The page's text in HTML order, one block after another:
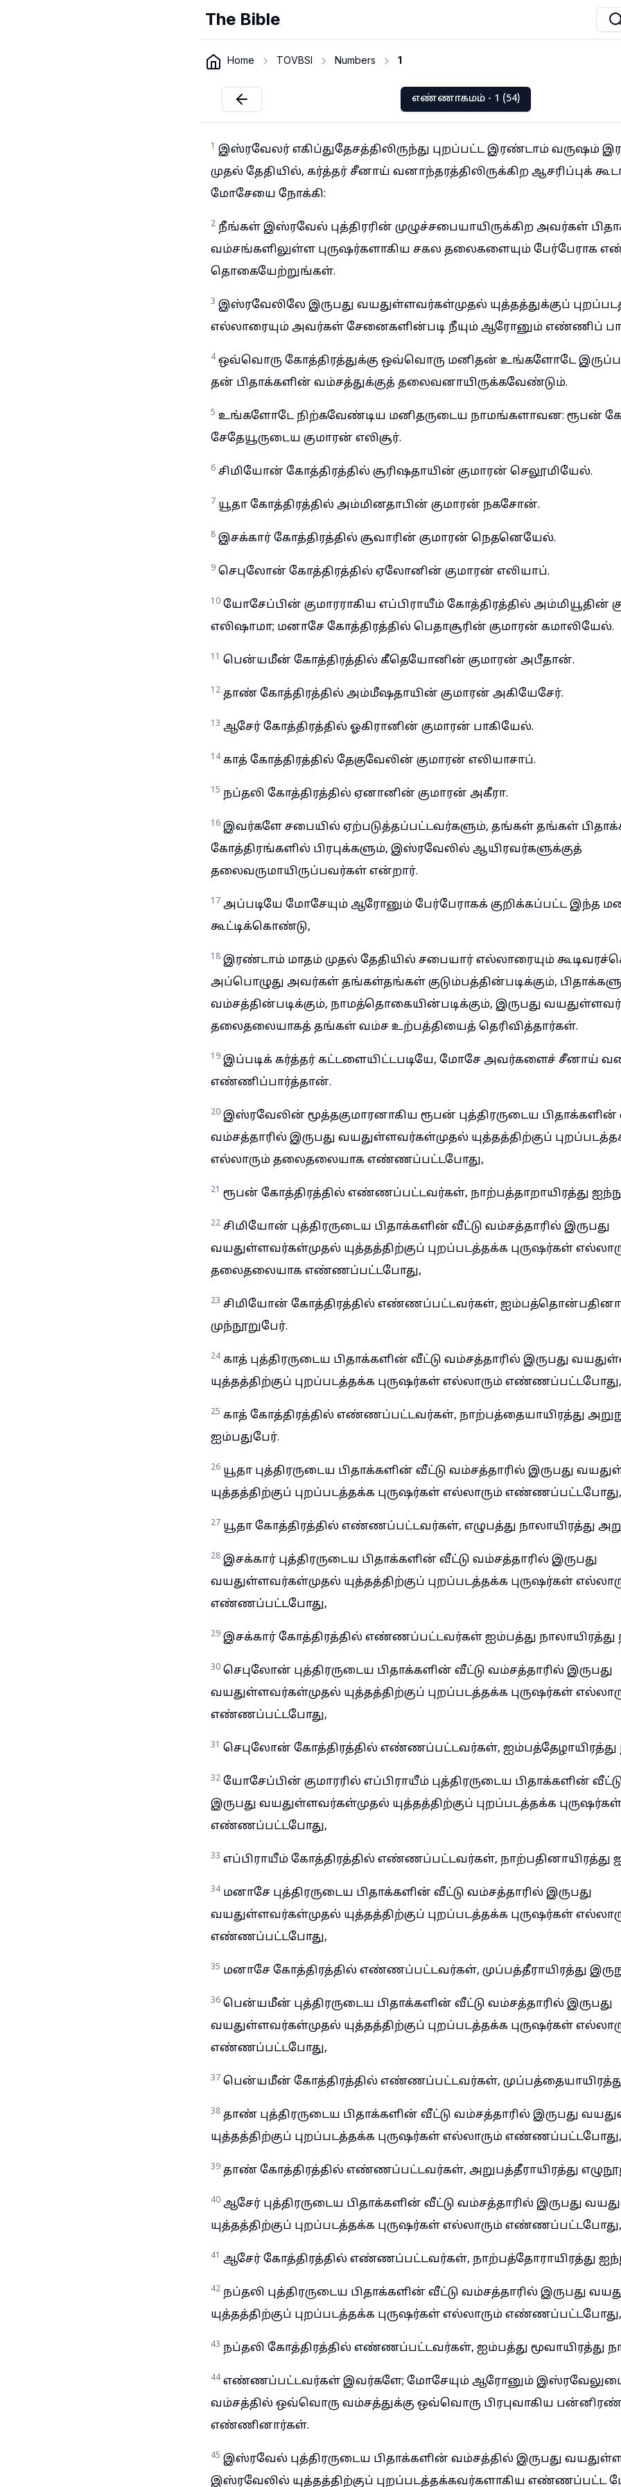
The Bible
Home TOVBSI Numbers 1
எண்ணாகமம் - 1 (54)
1 இஸ்ரவேலர் எகிப்துதேசத்திலிருந்து புறப்பட்ட இரண்டாம் வருஷம்
முதல் தேதியில், கர்த்தர் சீனாய் வனாந்தரத்திலிருக்கிற ஆசரிப்புக்
மோசேயை நோக்கி:
2 நீங்கள் இஸ்ரவேல் புத்திரரின் முழுச்சபையாயிருக்கிற அவர்கள்
வம்சங்களிலுள்ள புருஷர்களாகிய சகல தலைகளையும் பேர்பேராக
தொகையேற்றுங்கள்.
3 இஸ்ரவேலிலே இருபது வயதுள்ளவர்கள்முதல் யுத்தத்துக்குப்
எல்லாரையும் அவர்கள் சேனைகளின்படி நீயும் ஆரோனும் எண்ணிப்
4 ஒவ்வொரு கோத்திரத்துக்கு ஒவ்வொரு மனிதன் உங்களோடே
தன் பிதாக்களின் வம்சத்துக்குத் தலைவனாயிருக்கவேண்டும்.
5 உங்களோடே நிற்கவேண்டிய மனிதருடைய நாமங்களாவன: ரூபன்
சேதேயூருடைய குமாரன் எலிசூர்.
6 சிமியோன் கோத்திரத்தில் சூரிஷதாயின் குமாரன் செலூமியேல்.
7 யூதா கோத்திரத்தில் அம்மினதாபின் குமாரன் நகசோன்.
8 இசக்கார் கோத்திரத்தில் சூவாரின் குமாரன் நெதனெயேல்.
9 செபுலோன் கோத்திரத்தில் ஏலோனின் குமாரன் எலியாப்.
10 யோசேப்பின் குமாரராகிய எப்பிராயீம் கோத்திரத்தில் அம்மியூதின்
எலிஷாமா; மனாசே கோத்திரத்தில் பெதாசூரின் குமாரன் கமாலியேல்.
11 பென்யமீன் கோத்திரத்தில் கீதெயோனின் குமாரன் அபீதான்.
12 தாண் கோத்திரத்தில் அம்மீஷதாயின் குமாரன் அகியேசேர்.
13 ஆசேர் கோத்திரத்தில் ஓகிரானின் குமாரன் பாகியேல்.
14 காத் கோத்திரத்தில் தேகுவேலின் குமாரன் எலியாசாப்.
15 நப்தலி கோத்திரத்தில் ஏனானின் குமாரன் அகீரா.
16 இவர்களே சபையில் ஏற்படுத்தப்பட்டவர்களும், தங்கள் தங்கள்
கோத்திரங்களில் பிரபுக்களும், இஸ்ரவேலில் ஆயிரவர்களுக்குத்
தலைவருமாயிருப்பவர்கள் என்றார்.
17 அப்படியே மோசேயும் ஆரோனும் பேர்பேராகக் குறிக்கப்பட்ட இந்த
கூட்டிக்கொண்டு,
18 இரண்டாம் மாதம் முதல் தேதியில் சபையார் எல்லாரையும்
அப்பொழுது அவர்கள் தங்கள்தங்கள் குடும்பத்தின்படிக்கும்,
வம்சத்தின்படிக்கும், நாமத்தொகையின்படிக்கும், இருபது
தலைதலையாகத் தங்கள் வம்ச உற்பத்தியைத் தெரிவித்தார்கள்.
19 இப்படிக் கர்த்தர் கட்டளையிட்டபடியே, மோசே அவர்களைச் சீனாய்
எண்ணிப்பார்த்தான்.
20 இஸ்ரவேலின் மூத்தகுமாரனாகிய ரூபன் புத்திரருடைய பிதாக்களின்
வம்சத்தாரில் இருபது வயதுள்ளவர்கள்முதல் யுத்தத்திற்குப்
எல்லாரும் தலைதலையாக எண்ணப்பட்டபோது,
21 ரூபன் கோத்திரத்தில் எண்ணப்பட்டவர்கள், நாற்பத்தாறாயிரத்து
22 சிமியோன் புத்திரருடைய பிதாக்களின் வீட்டு வம்சத்தாரில் இருபது
வயதுள்ளவர்கள்முதல் யுத்தத்திற்குப் புறப்படத்தக்க புருஷர்கள்
தலைதலையாக எண்ணப்பட்டபோது,
23 சிமியோன் கோத்திரத்தில் எண்ணப்பட்டவர்கள்,
முந்நூறுபேர்.
24 காத் புத்திரருடைய பிதாக்களின் வீட்டு வம்சத்தாரில் இருபது
யுத்தத்திற்குப் புறப்படத்தக்க புருஷர்கள் எல்லாரும் எண்ணப்பட்டபோது,
25 காத் கோத்திரத்தில் எண்ணப்பட்டவர்கள், நாற்பத்தையாயிரத்து
ஐம்பதுபேர்.
26 யூதா புத்திரருடைய பிதாக்களின் வீட்டு வம்சத்தாரில் இருபது
யுத்தத்திற்குப் புறப்படத்தக்க புருஷர்கள் எல்லாரும் எண்ணப்பட்டபோது,
27 யூதா கோத்திரத்தில் எண்ணப்பட்டவர்கள், எழுபத்து நாலாயிரத்து
28 இசக்கார் புத்திரருடைய பிதாக்களின் வீட்டு வம்சத்தாரில் இருபது
வயதுள்ளவர்கள்முதல் யுத்தத்திற்குப் புறப்படத்தக்க புருஷர்கள்
எண்ணப்பட்டபோது,
29 இசக்கார் கோத்திரத்தில் எண்ணப்பட்டவர்கள் ஐம்பத்து நாலாயிரத்து
30 செபுலோன் புத்திரருடைய பிதாக்களின் வீட்டு வம்சத்தாரில் இருபது
வயதுள்ளவர்கள்முதல் யுத்தத்திற்குப் புறப்படத்தக்க புருஷர்கள்
எண்ணப்பட்டபோது,
31 செபுலோன் கோத்திரத்தில் எண்ணப்பட்டவர்கள், ஐம்பத்தேழாயிரத்து
32 யோசேப்பின் குமாரரில் எப்பிராயீம் புத்திரருடைய பிதாக்களின்
இருபது வயதுள்ளவர்கள்முதல் யுத்தத்திற்குப் புறப்படத்தக்க
எண்ணப்பட்டபோது,
33 எப்பிராயீம் கோத்திரத்தில் எண்ணப்பட்டவர்கள், நாற்பதினாயிரத்து
34 மனாசே புத்திரருடைய பிதாக்களின் வீட்டு வம்சத்தாரில் இருபது
வயதுள்ளவர்கள்முதல் யுத்தத்திற்குப் புறப்படத்தக்க புருஷர்கள்
எண்ணப்பட்டபோது,
35 மனாசே கோத்திரத்தில் எண்ணப்பட்டவர்கள், முப்பத்தீராயிரத்து
36 பென்யமீன் புத்திரருடைய பிதாக்களின் வீட்டு வம்சத்தாரில் இருபது
வயதுள்ளவர்கள்முதல் யுத்தத்திற்குப் புறப்படத்தக்க புருஷர்கள்
எண்ணப்பட்டபோது,
37 பென்யமீன் கோத்திரத்தில் எண்ணப்பட்டவர்கள், முப்பத்தையாயிரத்து
38 தாண் புத்திரருடைய பிதாக்களின் வீட்டு வம்சத்தாரில் இருபது
யுத்தத்திற்குப் புறப்படத்தக்க புருஷர்கள் எல்லாரும் எண்ணப்பட்டபோது,
39 தாண் கோத்திரத்தில் எண்ணப்பட்டவர்கள், அறுபத்தீராயிரத்து
40 ஆசேர் புத்திரருடைய பிதாக்களின் வீட்டு வம்சத்தாரில் இருபது
யுத்தத்திற்குப் புறப்படத்தக்க புருஷர்கள் எல்லாரும் எண்ணப்பட்டபோது,
41 ஆசேர் கோத்திரத்தில் எண்ணப்பட்டவர்கள், நாற்பத்தோராயிரத்து
42 நப்தலி புத்திரருடைய பிதாக்களின் வீட்டு வம்சத்தாரில் இருபது
யுத்தத்திற்குப் புறப்படத்தக்க புருஷர்கள் எல்லாரும் எண்ணப்பட்டபோது,
43 நப்தலி கோத்திரத்தில் எண்ணப்பட்டவர்கள், ஐம்பத்து மூவாயிரத்து
44 எண்ணப்பட்டவர்கள் இவர்களே; மோசேயும் ஆரோனும்
வம்சத்தில் ஒவ்வொரு வம்சத்துக்கு ஒவ்வொரு பிரபுவாகிய
எண்ணினார்கள்.
45 இஸ்ரவேல் புத்திரருடைய பிதாக்களின் வம்சத்தில் இருபது
இஸ்ரவேலில் யுத்தத்திற்குப் புறப்படத்தக்கவர்களாகிய எண்ணப்பட்ட